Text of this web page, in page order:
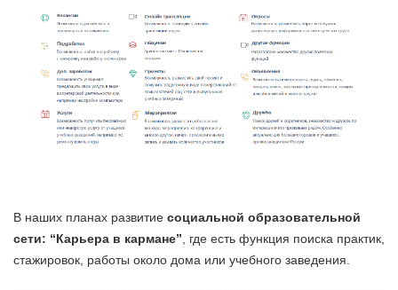
В наших планах развитие социальной образовательной
сети: “Карьера в кармане” , где есть функция поиска практик,
стажировок, работы около дома или учебного заведения.